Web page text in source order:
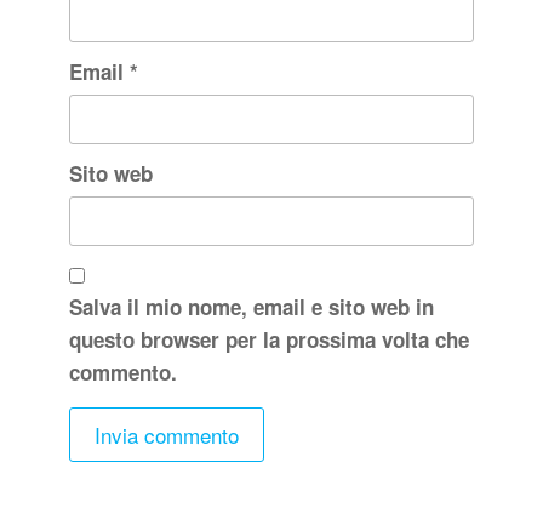
Email *
Sito web
Salva il mio nome, email e sito web in
questo browser per la prossima volta che
commento.